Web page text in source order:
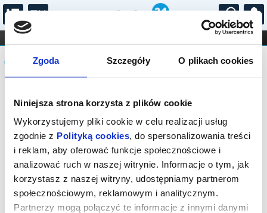
Zgoda Szczegóły O plikach cookies
Niniejsza strona korzysta z plików cookie
Wykorzystujemy pliki cookie w celu realizacji usług
zgodnie z Polityką cookies, do spersonalizowania treści
i reklam, aby oferować funkcje społecznościowe i
analizować ruch w naszej witrynie. Informacje o tym, jak
korzystasz z naszej witryny, udostępniamy partnerom
społecznościowym, reklamowym i analitycznym.
Partnerzy mogą połączyć te informacje z innymi danymi
...
FILHARMONIA OPERA I BALET
STAND-UP
DLA DZIECI
Komunikat
Seans wyprzedany.